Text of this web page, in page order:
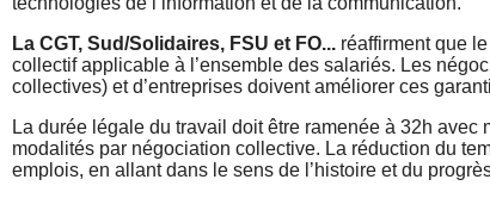
La CGT, Sud/Solidaires, FSU et FO... réaffirment que
collectif applicable à l’ensemble des salariés. Les
collectives) et d’entreprises doivent améliorer ces
La durée légale du travail doit être ramenée à 32h avec
modalités par négociation collective. La réduction du
emplois, en allant dans le sens de l’histoire et du